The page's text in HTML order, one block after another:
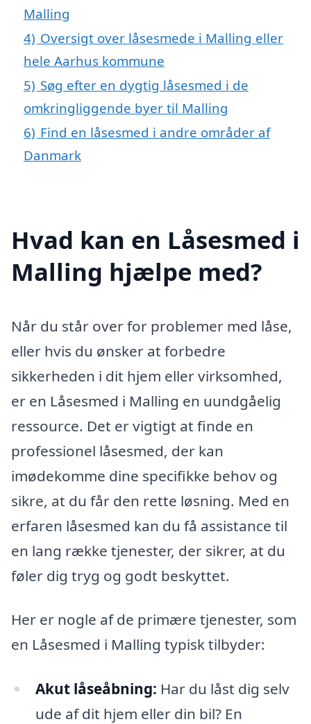
Malling
4) Oversigt over låsesmede i Malling eller
hele Aarhus kommune
5) Søg efter en dygtig låsesmed i de
omkringliggende byer til Malling
6) Find en låsesmed i andre områder af
Danmark
Hvad kan en Låsesmed i
Malling hjælpe med?
Når du står over for problemer med låse,
eller hvis du ønsker at forbedre
sikkerheden i dit hjem eller virksomhed,
er en Låsesmed i Malling en uundgåelig
ressource. Det er vigtigt at finde en
professionel låsesmed, der kan
imødekomme dine specifikke behov og
sikre, at du får den rette løsning. Med en
erfaren låsesmed kan du få assistance til
en lang række tjenester, der sikrer, at du
føler dig tryg og godt beskyttet.
Her er nogle af de primære tjenester, som
en Låsesmed i Malling typisk tilbyder:
Akut låseåbning: Har du låst dig selv
ude af dit hjem eller din bil? En